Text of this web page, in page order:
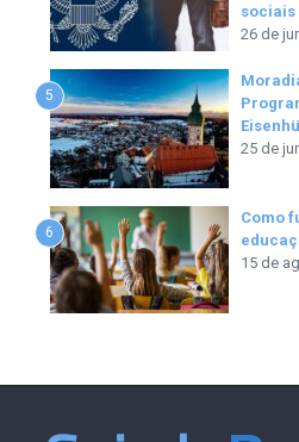
sociais
26 de
5
25 de
6
Como
15 de